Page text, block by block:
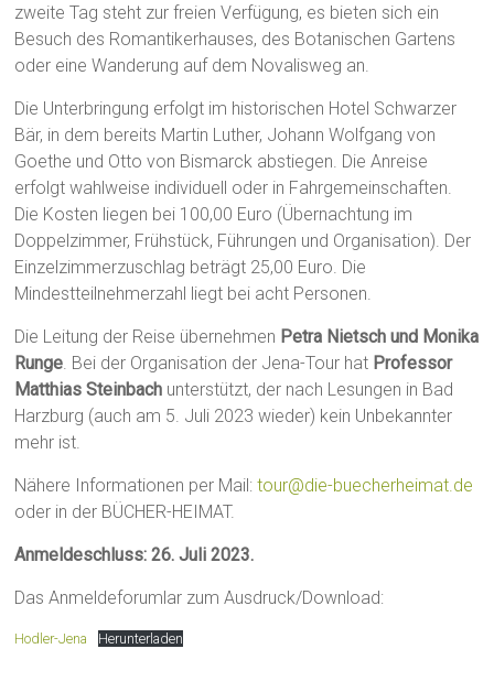
zweite Tag steht zur freien Verfügung, es bieten sich ein
Besuch des Romantikerhauses, des Botanischen Gartens
oder eine Wanderung auf dem Novalisweg an.
Die Unterbringung erfolgt im historischen Hotel Schwarzer
Bär, in dem bereits Martin Luther, Johann Wolfgang von
Goethe und Otto von Bismarck abstiegen. Die Anreise
erfolgt wahlweise individuell oder in Fahrgemeinschaften.
Die Kosten liegen bei 100,00 Euro (Übernachtung im
Doppelzimmer, Frühstück, Führungen und Organisation). Der
Einzelzimmerzuschlag beträgt 25,00 Euro. Die
Mindestteilnehmerzahl liegt bei acht Personen.
Die Leitung der Reise übernehmen Petra Nietsch und Monika
Runge . Bei der Organisation der Jena-Tour hat Professor
Matthias Steinbach unterstützt, der nach Lesungen in Bad
Harzburg (auch am 5. Juli 2023 wieder) kein Unbekannter
mehr ist.
Nähere Informationen per Mail:tour@die-buecherheimat.de
oder in der BÜCHER-HEIMAT.
Anmeldeschluss: 26. Juli 2023.
Das Anmeldeforumlar zum Ausdruck/Download:
Hodler-Jena Herunterladen